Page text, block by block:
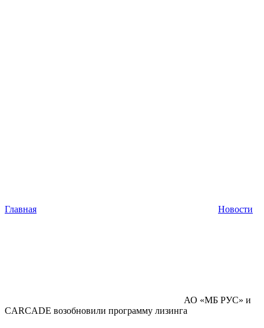
Главная Новости
АО «МБ РУС» и
CARCADE возобновили программу лизинга